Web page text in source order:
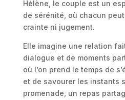
Hélène, le couple est un
de sérénité, où chacun
crainte ni jugement.
Elle imagine une relation
dialogue et de moments
où l’on prend le temps de
et de savourer les instants
promenade, un repas